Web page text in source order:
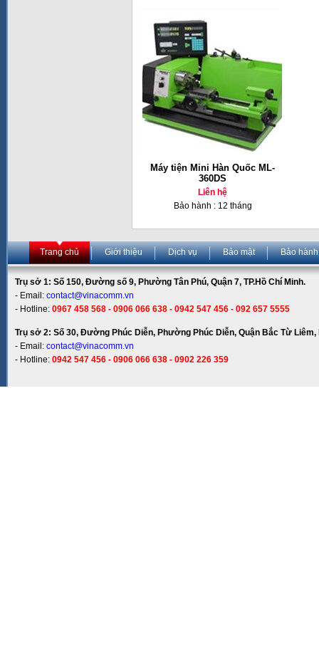
Máy tiện Mini Hàn Quốc ML-
360DS
Liên hệ
Bảo hành : 12 tháng
Trang chủ Giới thiệu Dịch vụ Bảo mật Bảo hành
Trụ sở 1: Số 150, Đường số 9, Phường Tân Phú, Quận 7, TP.Hồ Chí Minh.
- Email: contact@vinacomm.vn
- Hotline: 0967 458 568 - 0906 066 638 - 0942 547 456 - 092 657 5555
Trụ sở 2: Số 30, Đường Phúc Diễn, Phường Phúc Diễn, Quận Bắc Từ Liêm,
- Email: contact@vinacomm.vn
- Hotline: 0942 547 456 - 0906 066 638 - 0902 226 359